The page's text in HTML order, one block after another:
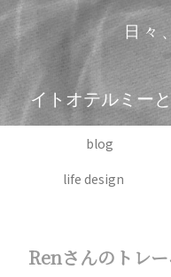
日々
イトオテルミー
blog
life design
Renさんのトレ